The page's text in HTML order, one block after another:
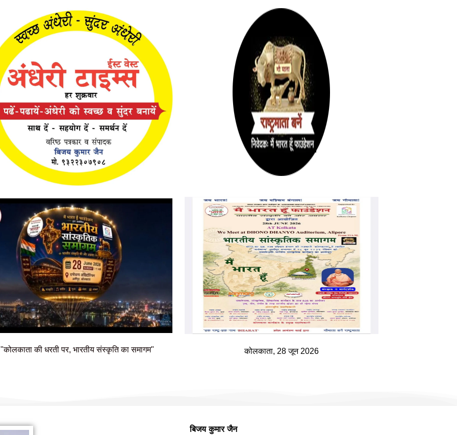
"कोलकाता की धरती पर, भारतीय संस्कृति का समागम" कोलकाता, 28 जून 2026
बिजय कुमार जैन